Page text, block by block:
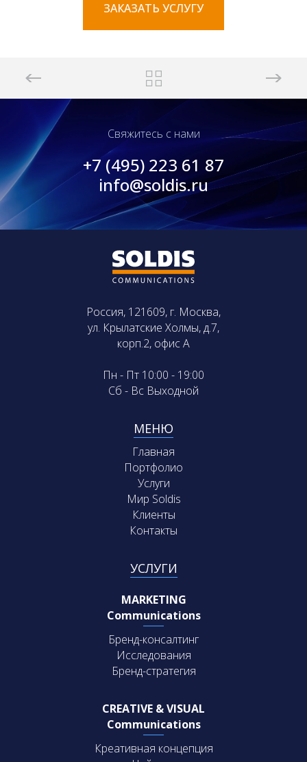
ЗАКАЗАТЬ УСЛУГУ
Свяжитесь с нами
+7 (495) 223 61 87
info@soldis.ru
Россия, 121609, г. Москва,
ул. Крылатские Холмы, д.7,
корп.2, офис А
Пн - Пт 10:00 - 19:00
Сб - Вс Выходной
МЕНЮ
Главная
Портфолио
Услуги
Мир Soldis
Клиенты
Контакты
УСЛУГИ
MARKETING
Communications
Бренд-консалтинг
Исследования
Бренд-стратегия
CREATIVE & VISUAL
Communications
Креативная концепция